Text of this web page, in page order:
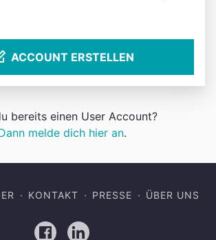
ACCOUNT ERSTELLEN
bereits einen User Account?
melde dich hier an.
KONTAKT PRESSE ÜBER UNS